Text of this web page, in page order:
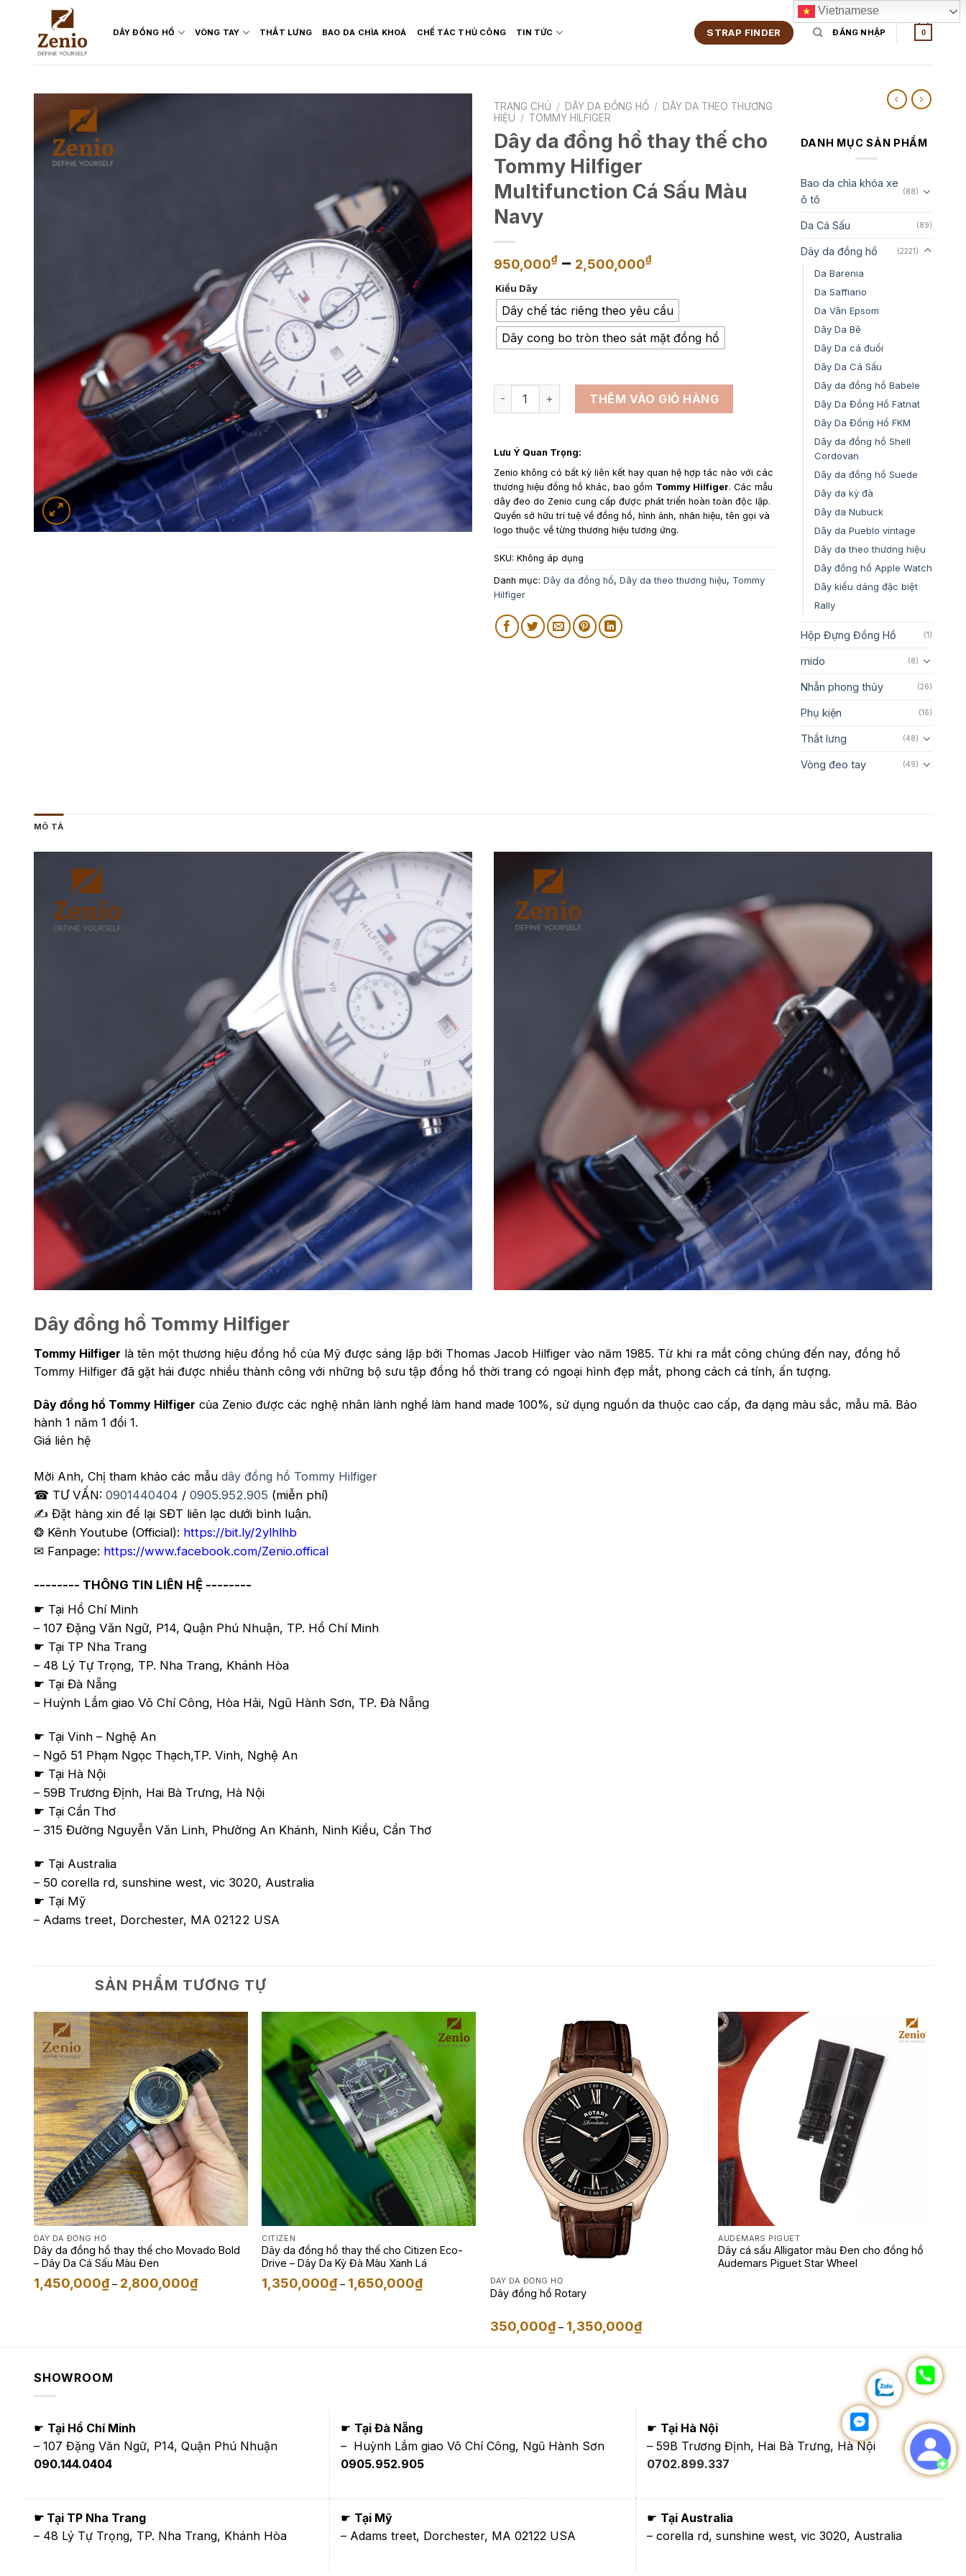
content
DÂY ĐỒNG HỒ VÒNG TAY THẮT LƯNG BAO DA CHÌA KHOÁ CHẾ TÁC THỦ CÔNG TIN TỨC STRAP FINDER ĐĂNG NHẬP 0
TRANG CHỦ / DÂY DA ĐỒNG HỒ / DÂY DA THEO THƯƠNG
HIỆU / TOMMY HILFIGER
Dây da đồng hồ thay thế cho
Tommy Hilfiger
Multifunction Cá Sấu Màu
Navy
950,000₫ – 2,500,000₫Khoảng
từ
950,000₫
đến
2,500,000₫
Kiểu Dây
Dây chế tác riêng theo yêu cầu
Dây cong bo tròn theo sát mặt đồng hồ
Dây da đồng hồ thay thế cho Tommy Hilfiger Multifunction Cá Sấu Màu Navy số lượng
THÊM VÀO GIỎ HÀNG
Lưu Ý Quan Trọng:
Zenio không có bất kỳ liên kết hay quan hệ hợp tác nào với các
thương hiệu đồng hồ khác, bao gồm Tommy Hilfiger. Các mẫu
dây đeo do Zenio cung cấp được phát triển hoàn toàn độc lập.
Quyền sở hữu trí tuệ về đồng hồ, hình ảnh, nhãn hiệu, tên gọi và
logo thuộc về từng thương hiệu tương ứng.
SKU: Không áp dụng
Danh mục: Dây da đồng hồ, Dây da theo thương hiệu, Tommy
Hilfiger
DANH MỤC SẢN PHẨM
Bao da chìa khóa xe
ô tô
(88)
Da Cá Sấu (89)
Dây da đồng hồ (2221)
Da Barenia
Da Saffiano
Da Vân Epsom
Dây Da Bê
Dây Da cá đuối
Dây Da Cá Sấu
Dây da đồng hồ Babele
Dây Da Đồng Hồ Fatnat
Dây Da Đồng Hồ FKM
Dây da đồng hồ Shell
Cordovan
Dây da đồng hồ Suede
Dây da kỳ đà
Dây da Nubuck
Dây da Pueblo vintage
Dây da theo thương hiệu
Dây đồng hồ Apple Watch
Dây kiểu dáng đặc biệt
Rally
Hộp Đựng Đồng Hồ (1)
mido (8)
Nhẫn phong thủy (26)
Phụ kiện (16)
Thắt lưng (48)
Vòng đeo tay (49)
MÔ TẢ
Dây đồng hồ Tommy Hilfiger
Tommy Hilfiger là tên một thương hiệu đồng hồ của Mỹ được sáng lập bởi Thomas Jacob Hilfiger vào năm 1985. Từ khi ra mắt công chúng đến nay, đồng hồ
Tommy Hilfiger đã gặt hái được nhiều thành công với những bộ sưu tập đồng hồ thời trang có ngoại hình đẹp mắt, phong cách cá tính, ấn tượng.
Dây đồng hồ Tommy Hilfiger của Zenio được các nghệ nhân lành nghề làm hand made 100%, sử dụng nguồn da thuộc cao cấp, đa dạng màu sắc, mẫu mã. Bảo
hành 1 năm 1 đổi 1.
Giá liên hệ
Mời Anh, Chị tham khảo các mẫu dây đồng hồ Tommy Hilfiger
☎ TƯ VẤN: 0901440404 / 0905.952.905 (miễn phí)
✍️ Đặt hàng xin để lại SĐT liên lạc dưới bình luận.
❂ Kênh Youtube (Official): https://bit.ly/2ylhlhb
✉ Fanpage: https://www.facebook.com/Zenio.offical
-------- THÔNG TIN LIÊN HỆ --------
☛ Tại Hồ Chí Minh
– 107 Đặng Văn Ngữ, P14, Quận Phú Nhuận, TP. Hồ Chí Minh
☛ Tại TP Nha Trang
– 48 Lý Tự Trọng, TP. Nha Trang, Khánh Hòa
☛ Tại Đà Nẵng
– Huỳnh Lắm giao Võ Chí Công, Hòa Hải, Ngũ Hành Sơn, TP. Đà Nẵng
☛ Tại Vinh – Nghệ An
– Ngõ 51 Phạm Ngọc Thạch,TP. Vinh, Nghệ An
☛ Tại Hà Nội
– 59B Trương Định, Hai Bà Trưng, Hà Nội
☛ Tại Cần Thơ
– 315 Đường Nguyễn Văn Linh, Phường An Khánh, Ninh Kiều, Cần Thơ
☛ Tại Australia
– 50 corella rd, sunshine west, vic 3020, Australia
☛ Tại Mỹ
– Adams treet, Dorchester, MA 02122 USA
SẢN PHẨM TƯƠNG TỰ
DÂY DA ĐỒNG HỒ
Dây da đồng hồ thay thế cho Movado Bold
– Dây Da Cá Sấu Màu Đen
1,450,000₫ – 2,800,000₫Khoảng
giá:
CITIZEN
Dây da đồng hồ thay thế cho Citizen Eco-
Drive – Dây Da Kỳ Đà Màu Xanh Lá
1,350,000₫ – 1,650,000₫Khoảng
giá:
DÂY DA ĐỒNG HỒ
Dây đồng hồ Rotary
350,000₫ – 1,350,000₫Khoảng
giá:
AUDEMARS PIGUET
Dây cá sấu Alligator màu Đen cho đồng hồ
Audemars Piguet Star Wheel
SHOWROOM
☛ Tại Hồ Chí Minh
– 107 Đặng Văn Ngữ, P14, Quận Phú Nhuận
090.144.0404
☛ Tại Đà Nẵng
– Huỳnh Lắm giao Võ Chí Công, Ngũ Hành Sơn
0905.952.905
☛ Tại Hà Nội
– 59B Trương Định, Hai Bà Trưng, Hà Nội
0702.899.337
☛ Tại TP Nha Trang
– 48 Lý Tự Trọng, TP. Nha Trang, Khánh Hòa
☛ Tại Mỹ
– Adams treet, Dorchester, MA 02122 USA
☛ Tại Australia
– corella rd, sunshine west, vic 3020, Australia
Vietnamese